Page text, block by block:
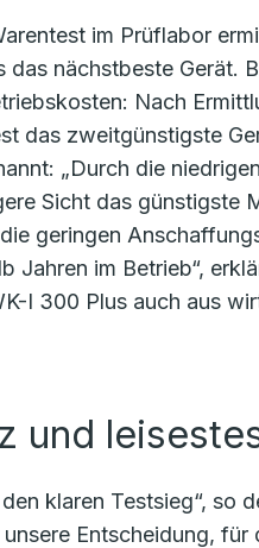
im Prüflabor
nächstbeste Gerät.
Nach
das zweitgünstigste
„Durch die
Sicht das günstigste
geringen
Jahren im Betrieb“,
I 300 Plus auch aus
und
klaren Testsieg“, so
Entscheidung,